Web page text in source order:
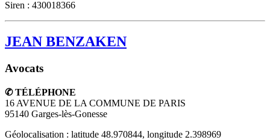
Siren : 430018366
JEAN BENZAKEN
Avocats
✆ TÉLÉPHONE
16 AVENUE DE LA COMMUNE DE PARIS
95140 Garges-lès-Gonesse
Géolocalisation : latitude 48.970844, longitude 2.398969